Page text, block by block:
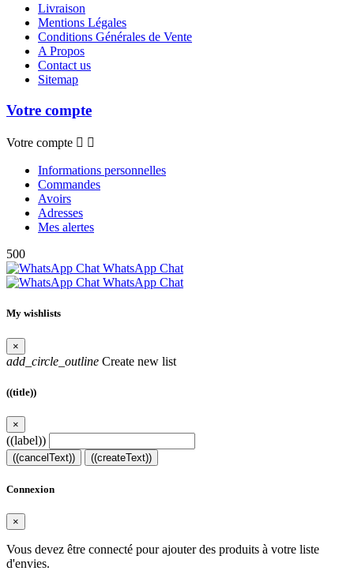
Livraison
Mentions Légales
Conditions Générales de Vente
A Propos
Contact us
Sitemap
Votre compte
Votre compte  
Informations personnelles
Commandes
Avoirs
Adresses
Mes alertes
500
WhatsApp Chat
WhatsApp Chat
My wishlists
×
add_circle_outline Create new list
((title))
×
((label))
((cancelText)) ((createText))
Connexion
×
Vous devez être connecté pour ajouter des produits à votre liste
d'envies.